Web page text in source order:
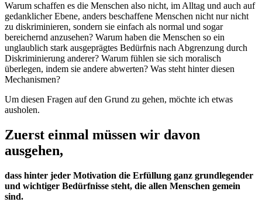
Warum schaffen es die Menschen also nicht, im Alltag und auch auf
gedanklicher Ebene, anders beschaffene Menschen nicht nur nicht
zu diskriminieren, sondern sie einfach als normal und sogar
bereichernd anzusehen? Warum haben die Menschen so ein
unglaublich stark ausgeprägtes Bedürfnis nach Abgrenzung durch
Diskriminierung anderer? Warum fühlen sie sich moralisch
überlegen, indem sie andere abwerten? Was steht hinter diesen
Mechanismen?
Um diesen Fragen auf den Grund zu gehen, möchte ich etwas
ausholen.
Zuerst einmal müssen wir davon
ausgehen,
dass hinter jeder Motivation die Erfüllung ganz grundlegender
und wichtiger Bedürfnisse steht, die allen Menschen gemein
sind.